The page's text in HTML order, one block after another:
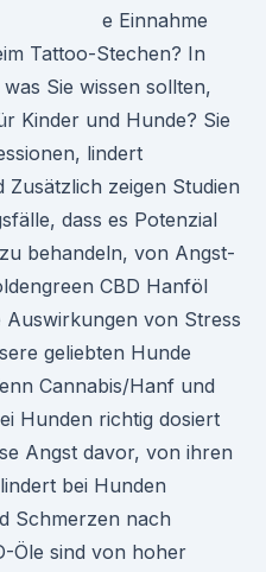
e Einnahme
Tattoo-Stechen? In
Sie wissen sollten,
Kinder und Hunde? Sie
lindert
zeigen Studien
dass es Potenzial
behandeln, von Angst-
CBD Hanföl
von Stress
geliebten Hunde
Cannabis/Hanf und
Hunden richtig dosiert
Angst davor, von ihren
bei Hunden
Schmerzen nach
Öle sind von hoher